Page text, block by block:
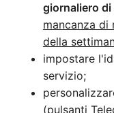
giornaliero di
mancanza
della
impostare
servizio;
(pulsanti